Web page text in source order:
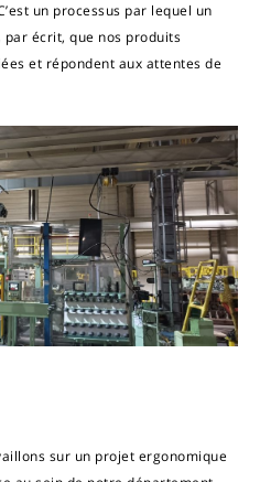
un processus par lequel un
écrit, que nos produits
et répondent aux attentes de
sur un projet ergonomique